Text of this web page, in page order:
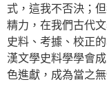
式，這我不否決；
精力，在我們古代
史料、考據、校正
漢文學史料學學會
色進獻，成為當之